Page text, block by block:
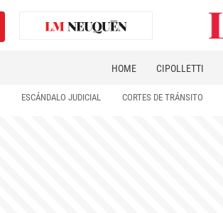
HOME CIPOLLETTI
ESCÁNDALO JUDICIAL CORTES DE TRÁNSITO